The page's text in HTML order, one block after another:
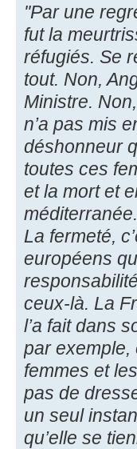
''Par une
fut la
réfugiés. Se
tout. Non,
Ministre.
n’a pas mis
déshonneur
toutes ces
et la mort et
méditerranée.
La fermeté,
européens
ceux-là. La
l’a fait dans
par exemple,
femmes et
pas de
un seul
qu’elle se